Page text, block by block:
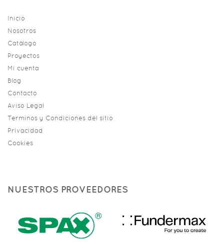
Inicio
Nosotros
Catálogo
Proyectos
Mi cuenta
Blog
Contacto
Aviso Legal
Terminos y Condiciones del sitio
Privacidad
Cookies
NUESTROS PROVEEDORES